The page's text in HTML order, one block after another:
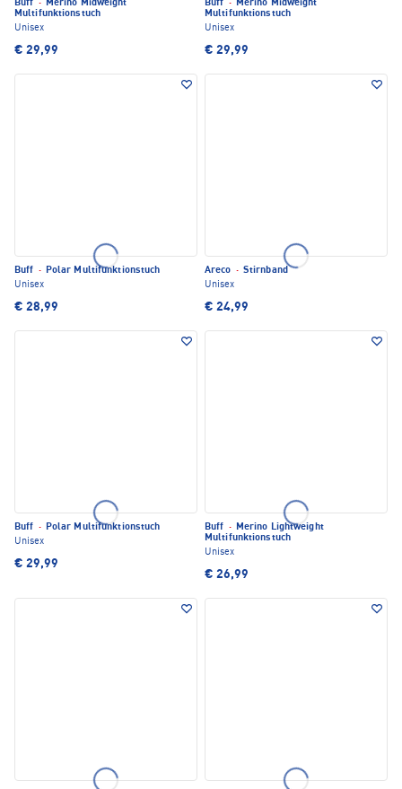
Buff · Merino Midweight
Multifunktionstuch
Unisex
€ 29,99
Buff · Merino Midweight
Multifunktionstuch
Unisex
€ 29,99
Buff · Polar Multifunktionstuch
Unisex
€ 28,99
Areco · Stirnband
Unisex
€ 24,99
Buff · Polar Multifunktionstuch
Unisex
€ 29,99
Buff · Merino Lightweight
Multifunktionstuch
Unisex
€ 26,99